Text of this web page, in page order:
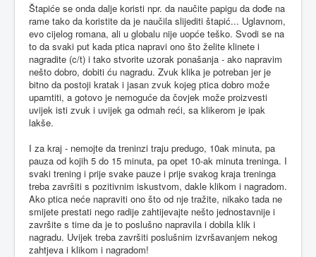
Štapiće se onda dalje koristi npr. da naučite papigu da dođe na
rame tako da koristite da je naučila slijediti štapić... Uglavnom,
evo cijelog romana, ali u globalu nije uopće teško. Svodi se na
to da svaki put kada ptica napravi ono što želite klinete i
nagradite (c/t) i tako stvorite uzorak ponašanja - ako napravim
nešto dobro, dobiti ću nagradu. Zvuk klika je potreban jer je
bitno da postoji kratak i jasan zvuk kojeg ptica dobro može
upamtiti, a gotovo je nemoguće da čovjek može proizvesti
uvijek isti zvuk i uvijek ga odmah reći, sa klikerom je ipak
lakše.
I za kraj - nemojte da treninzi traju predugo, 10ak minuta, pa
pauza od kojih 5 do 15 minuta, pa opet 10-ak minuta treninga. I
svaki trening i prije svake pauze i prije svakog kraja treninga
treba završiti s pozitivnim iskustvom, dakle klikom i nagradom.
Ako ptica neće napraviti ono što od nje tražite, nikako tada ne
smijete prestati nego radije zahtijevajte nešto jednostavnije i
završite s time da je to poslušno napravila i dobila klik i
nagradu. Uvijek treba završiti poslušnim izvršavanjem nekog
zahtjeva i klikom i nagradom!